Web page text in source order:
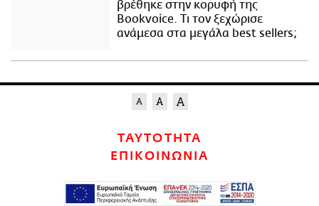
βρέθηκε στην κορυφή της
Bookvoice. Τι τον ξεχώρισε
ανάμεσα στα μεγάλα best sellers;
ΤΑΥΤΟΤΗΤΑ
ΕΠΙΚΟΙΝΩΝΙΑ